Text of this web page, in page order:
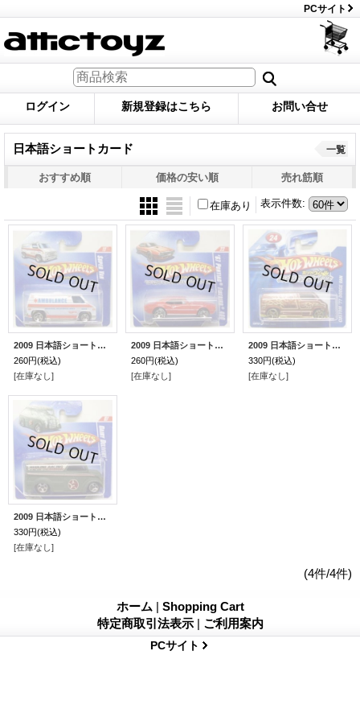
PCサイト
ログイン 新規登録はこちら お問い合せ
日本語ショートカード 一覧
おすすめ順 価格の安い順 売れ筋順
表示件数:
在庫あり
2009 日本語ショートカード 【SUPER VAN】 WHITE/5SP
260円(税込)
[在庫なし]
2009 日本語ショートカード 【'67 PONTIAC FIREBIRD 400】 RED/GOODYEAR 5SP
260円(税込)
[在庫なし]
2009 日本語ショートカード 【CUSTOM '77 DODGE VAN】 MET.BROWN/O5
330円(税込)
[在庫なし]
2009 日本語ショートカード 【DAIRY DELIVERY】 FLAT GREEN/5SP
330円(税込)
[在庫なし]
(4件/4件)
ホーム | Shopping Cart
特定商取引法表示 | ご利用案内
PCサイト